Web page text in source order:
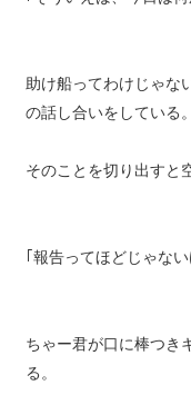
助け船ってわけじゃな
の話し合いをしている。
そのことを切り出すと
｢報告ってほどじゃな
ちゃー君が口に棒つき
る。